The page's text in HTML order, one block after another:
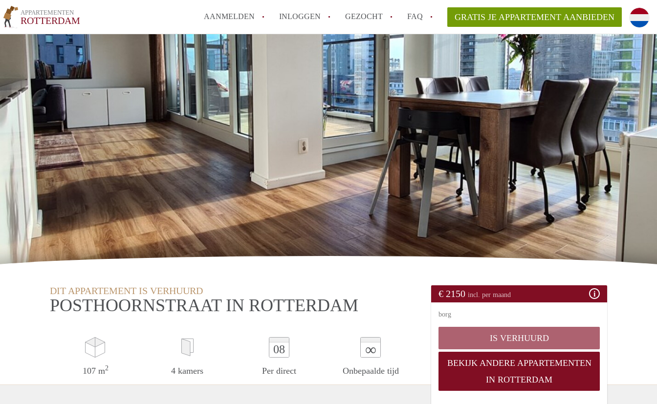
APPARTEMENTEN
ROTTERDAM AANMELDEN INLOGGEN GEZOCHT FAQ
How to translate AppartementRotterdam!
Wat is AppartementenRotterdam?
Hoeveel kost het om te reageren op een Appartement in Rotterdam?
Wat is de privacyverklaring van AppartementenRotterdam?
Berekent AppartementenRotterdam
makelaarsvergoeding/bemiddelingsvergoeding?
Alle veelgestelde vragen
GRATIS JE APPARTEMENT AANBIEDEN
DIT APPARTEMENT IS VERHUURD
POSTHOORNSTRAAT IN ROTTERDAM
107 m2 4 kamers
08
Per direct
∞
Onbepaalde tijd
€ 2150 incl. per maand
borg
IS VERHUURD
BEKIJK ANDERE APPARTEMENTEN
IN ROTTERDAM